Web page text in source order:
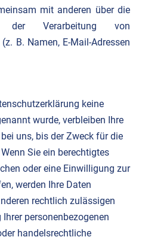
mit anderen über die
Verarbeitung von
B. Namen, E-Mail-Adressen
keine
wurde, verbleiben Ihre
uns, bis der Zweck für die
Sie ein berechtigtes
oder eine Einwilligung zur
werden Ihre Daten
rechtlich zulässigen
personenbezogenen
handelsrechtliche